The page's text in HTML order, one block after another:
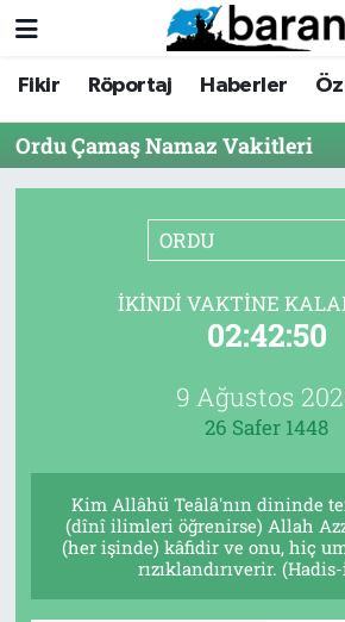
Fikir Röportaj Haberler
Ordu Çamaş Namaz Vakitleri
ORDU
İKINDI VAKTINE
02:42:50
9 Ağustos
26 Safer 1448
Kim Allâhü Teâlâ'nın dininde
(dînî ilimleri öğrenirse) Allah
(her işinde) kâfidir ve onu, hiç
rızıklandırıverir.
Fikir
Röportaj
Dergi
Fikir
Röportaj
Dergi
İletişim
Nöbetçi Eczaneler
Hava Durumu
Tüm Manşetler
Son Dakika Haberleri